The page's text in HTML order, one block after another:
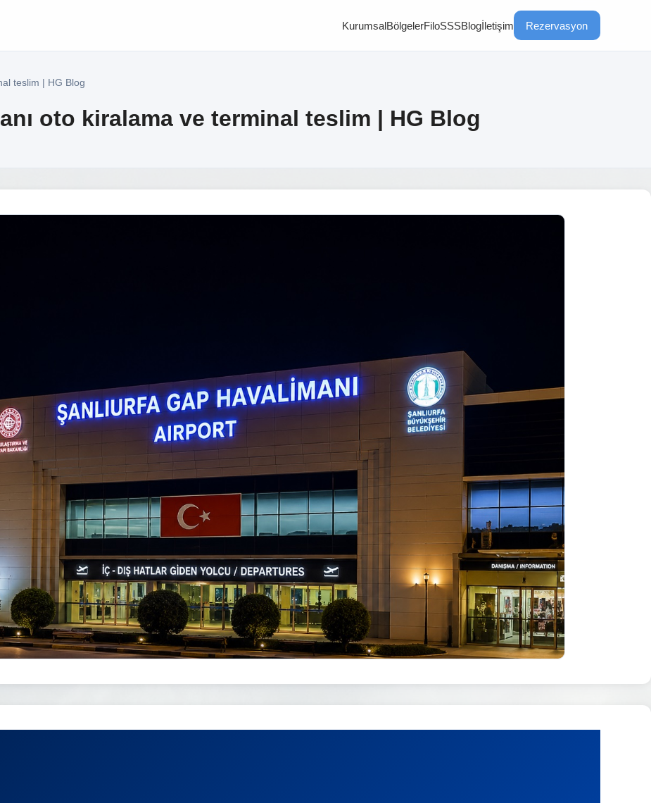
KurumsalBölgelerFiloSSSBlogİletişim Rezervasyon
teslim | HG Blog
oto kiralama ve terminal teslim | HG Blog